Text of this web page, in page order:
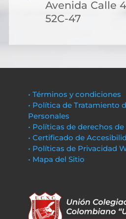
Avenida Calle
52C-47
• Términos y condiciones
• Política de Tratamiento
Personales
• Políticas de derechos
• Certificado de
• Políticas de Privacidad
• Mapa del Sitio